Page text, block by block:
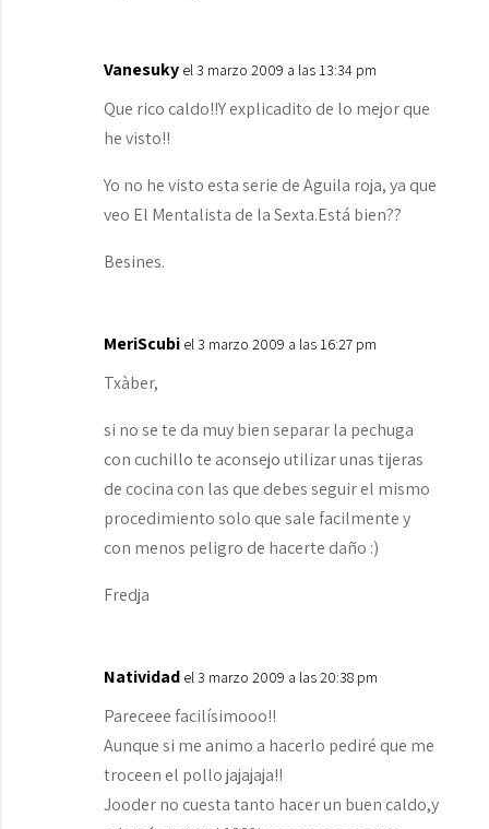
Vanesuky el 3 marzo 2009 a las 13:34 pm
Que rico caldo!!Y explicadito de lo mejor que
he visto!!
Yo no he visto esta serie de Aguila roja, ya que
veo El Mentalista de la Sexta.Está bien??
Besines.
MeriScubi el 3 marzo 2009 a las 16:27 pm
Txàber,
si no se te da muy bien separar la pechuga
con cuchillo te aconsejo utilizar unas tijeras
de cocina con las que debes seguir el mismo
procedimiento solo que sale facilmente y
con menos peligro de hacerte daño :)
Fredja
Natividad el 3 marzo 2009 a las 20:38 pm
Pareceee facilísimooo!!
Aunque si me animo a hacerlo pediré que me
troceen el pollo jajajaja!!
Jooder no cuesta tanto hacer un buen caldo,y